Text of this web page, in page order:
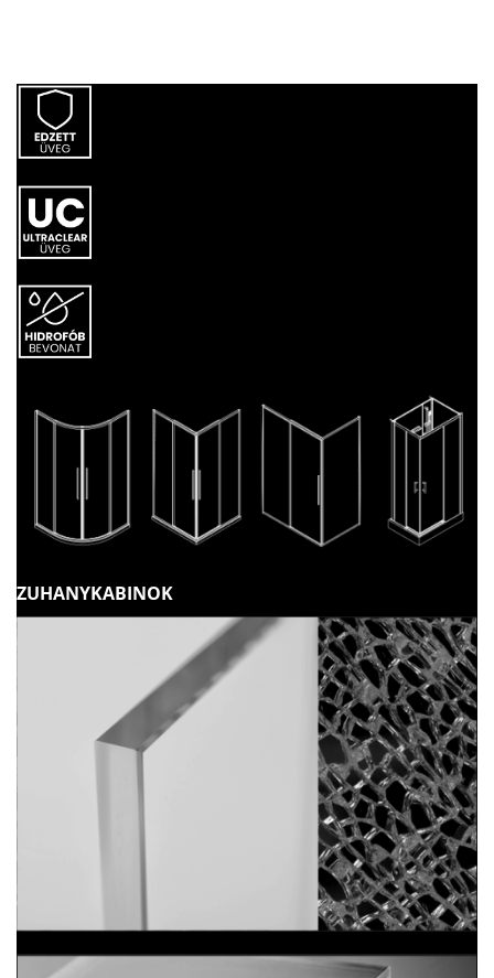
ZUHANYKABINOK